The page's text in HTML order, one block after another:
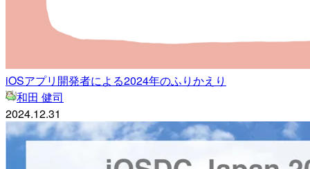
iOSアプリ開発者による2024年のふりかえり
和田 健司
2024.12.31